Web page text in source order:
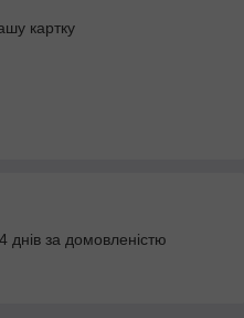
картку
за домовленістю